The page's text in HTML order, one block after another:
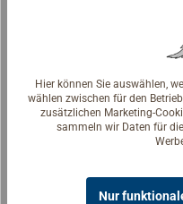
Beschreibung
Ring/Ring-Drücker aus
für Türstärken von 20
Hier können Sie auswählen,
wählen zwischen für den
zusätzlichen Marketing-
sammeln wir Daten für
Nur